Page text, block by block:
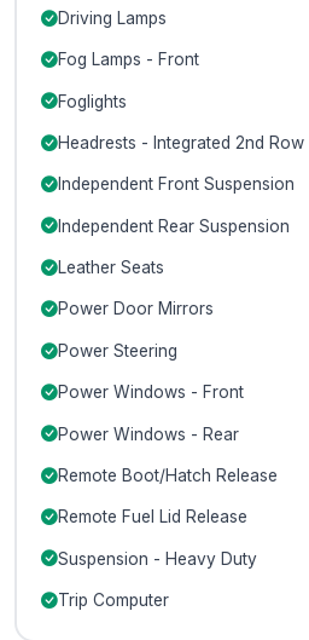
Driving Lamps
Fog Lamps - Front
Foglights
Headrests - Integrated 2nd Row
Independent Front Suspension
Independent Rear Suspension
Leather Seats
Power Door Mirrors
Power Steering
Power Windows - Front
Power Windows - Rear
Remote Boot/Hatch Release
Remote Fuel Lid Release
Suspension - Heavy Duty
Trip Computer